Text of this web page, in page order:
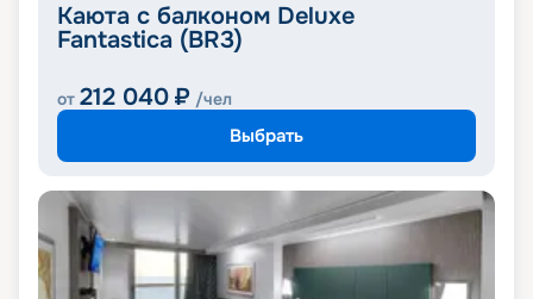
Каюта с балконом Deluxe
Fantastica (BR3)
от 212 040 ₽ /чел
Выбрать